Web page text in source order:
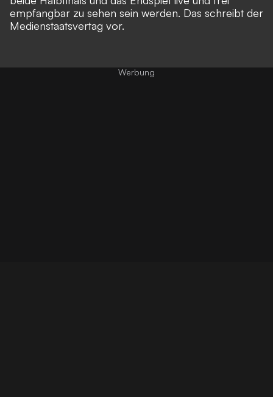
empfangbar zu sehen sein werden. Das schreibt der
Medienstaatsvertag vor.